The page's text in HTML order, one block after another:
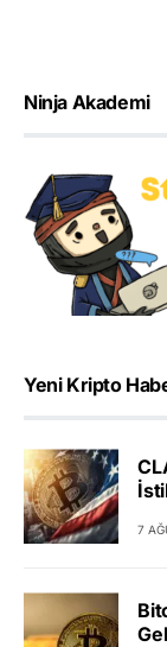
Ninja Akademi
Yeni Kripto
7